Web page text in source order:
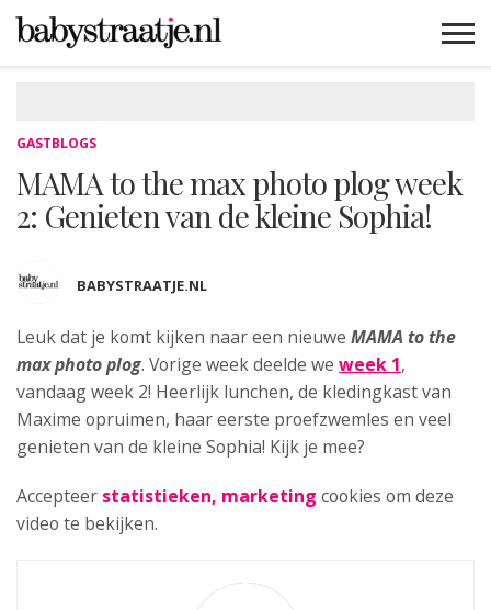
GASTBLOGS
MAMA to the max photo plog week
2: Genieten van de kleine Sophia!
BABYSTRAATJE.NL
Leuk dat je komt kijken naar een nieuwe MAMA to the
max photo plog. Vorige week deelde we week 1,
vandaag week 2! Heerlijk lunchen, de kledingkast van
Maxime opruimen, haar eerste proefzwemles en veel
genieten van de kleine Sophia! Kijk je mee?
Accepteer statistieken, marketing cookies om deze
video te bekijken.